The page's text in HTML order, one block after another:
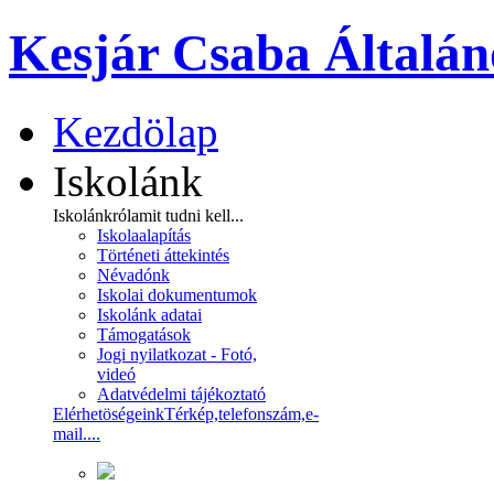
Kesjár Csaba
Kezdölap
Iskolánk
Iskolánkrólamit tudni kell...
Iskolaalapítás
Történeti áttekintés
Névadónk
Iskolai dokumentumok
Iskolánk adatai
Támogatások
Jogi nyilatkozat - Fotó,
videó
Adatvédelmi tájékoztató
ElérhetöségeinkTérkép,telefonszám,e-
mail....